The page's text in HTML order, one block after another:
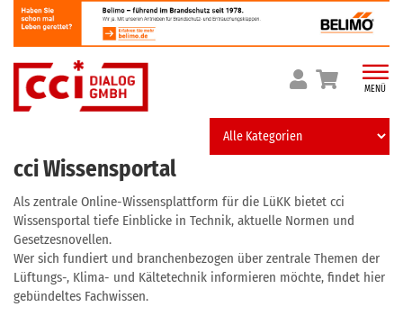
Skip
to
content
MENÜ
cci Wissensportal
Als zentrale Online-Wissensplattform für die LüKK bietet cci
Wissensportal tiefe Einblicke in Technik, aktuelle Normen und
Gesetzesnovellen.
Wer sich fundiert und branchenbezogen über zentrale Themen der
Lüftungs-, Klima- und Kältetechnik informieren möchte, findet hier
gebündeltes Fachwissen.